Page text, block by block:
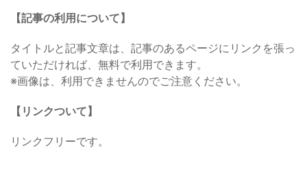
【記事の利用について】
タイトルと記事文章は、記事のあるページにリンクを張っ
ていただければ、無料で利用できます。
※画像は、利用できませんのでご注意ください。
【リンクついて】
リンクフリーです。